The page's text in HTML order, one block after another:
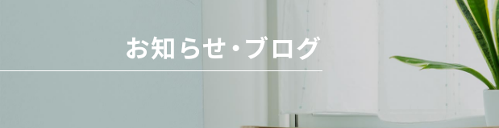
お知らせ・ブログ